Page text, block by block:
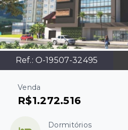
Ref.: O-19507-32495
Venda
R$1.272.516
Dormitórios